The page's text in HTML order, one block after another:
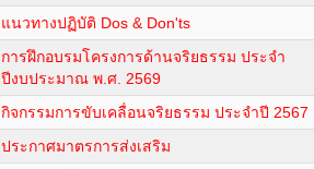
แนวทางปฏิบัติ Dos & Don'ts
การฝึกอบรมโครงการด้านจริยธรรม ประจำ
ปีงบประมาณ พ.ศ. 2569
กิจกรรมการขับเคลื่อนจริยธรรม ประจำปี 2567
ประกาศมาตรการส่งเสริม